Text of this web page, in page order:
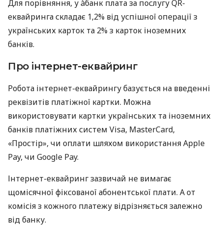
Для порівняння, у àбанк плата за послугу QR-
еквайринга складає 1,2% від успішної операції з
українських карток та 2% з карток іноземних
банків.
Про інтернет-еквайринг
Робота інтернет-еквайрингу базується на введенні
реквізитів платіжної картки. Можна
використовувати картки українських та іноземних
банків платіжних систем Visa, MasterCard,
«Простір», чи оплати шляхом використання Apple
Pay, чи Google Pay.
Інтернет-еквайринг зазвичай не вимагає
щомісячної фіксованої абонентської плати. А от
комісія з кожного платежу відрізняється залежно
від банку.